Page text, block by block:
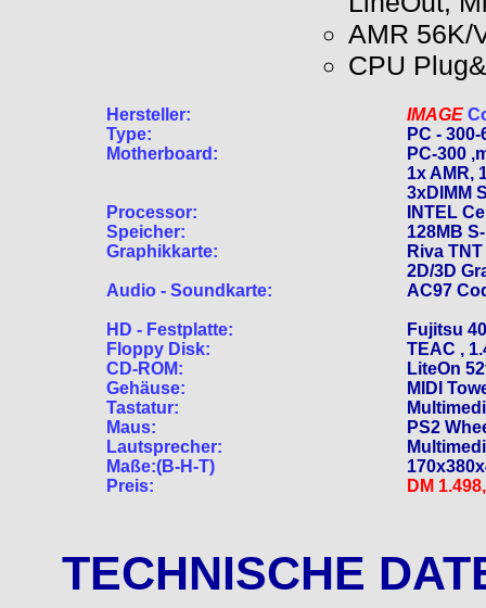
AMR 56K/
CPU
Hersteller:
Type:
Motherboard:
Processor:
Speicher:
Graphikkarte:
Audio - Soundkarte:
HD - Festplatte:
Floppy Disk:
CD-ROM:
Gehäuse:
Tastatur:
Maus:
Lautsprecher:
Maße:(B-H-T)
Preis:
IMAGE
PC - 300-
PC-300
1x AMR,
3xDIMM
INTEL
128MB
Riva
2D/3D
AC97
Fujitsu
TEAC ,
LiteOn
MIDI
PS2
DM
TECHNISCHE